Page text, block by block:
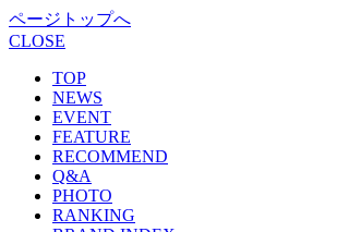
ページトップへ
CLOSE
TOP
NEWS
EVENT
FEATURE
RECOMMEND
Q&A
PHOTO
RANKING